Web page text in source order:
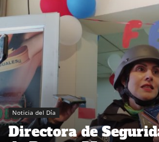
Noticia del Día
Directora de